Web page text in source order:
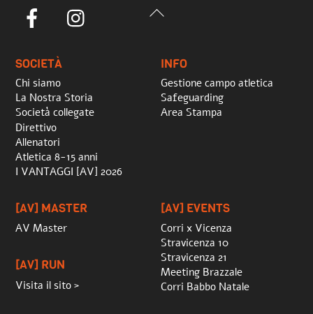
Back
Facebook
SOCIETÀ
Chi siamo
La Nostra Storia
Società collegate
Direttivo
Allenatori
Atletica 8-15 anni
I VANTAGGI [AV] 2026
INFO
Gestione campo atletica
Safeguarding
Area Stampa
[AV] MASTER
AV Master
[AV] RUN
Visita il sito >
[AV] EVENTS
Corri x Vicenza
Stravicenza 10
Stravicenza 21
Meeting Brazzale
Corri Babbo Natale